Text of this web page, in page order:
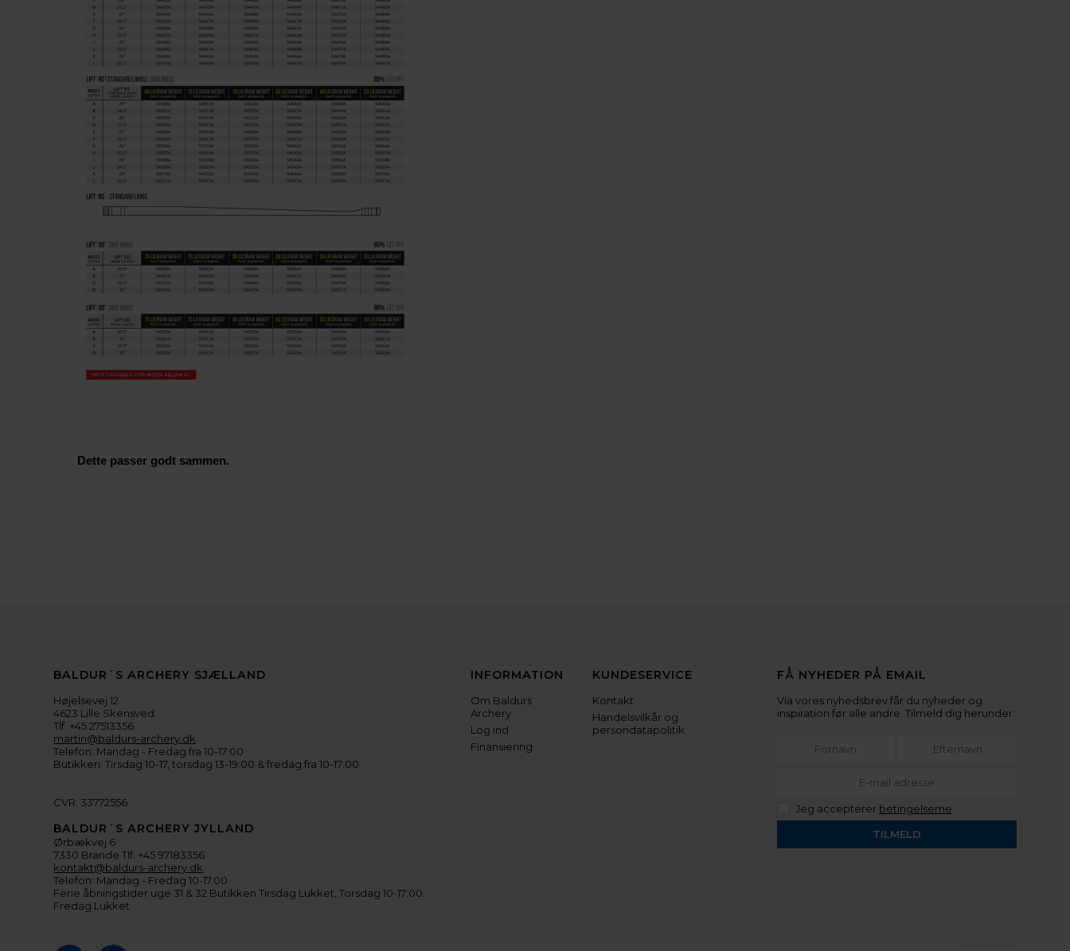
Dette passer godt sammen.
BALDUR´S ARCHERY SJÆLLAND
Højelsevej 12
4623 Lille Skensved
Tlf. +45 27513356
martin@baldurs-archery.dk
Telefon: Mandag - Fredag fra 10-17:00
Butikken: Tirsdag 10-17, torsdag 13-19:00 & fredag fra 10-17:00
CVR: 33772556
BALDUR´S ARCHERY JYLLAND
Ørbækvej 6
7330 Brande Tlf. +45 97183356
kontakt@baldurs-archery.dk
Telefon: Mandag - Fredag 10-17.00
Ferie åbningstider uge 31 & 32 Butikken Tirsdag Lukket, Torsdag 10-17:00.
Fredag Lukket
INFORMATION
Om Baldurs
Archery
Log ind
Finansiering
KUNDESERVICE
Kontakt
Handelsvilkår og
persondatapolitik
FÅ NYHEDER PÅ EMAIL
Via vores nyhedsbrev får du nyheder og
inspiration før alle andre. Tilmeld dig herunder.
Jeg accepterer betingelserne